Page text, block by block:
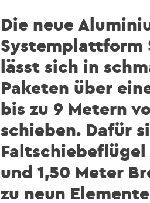
Die neue
Systemplattform
lässt sich in
Paketen über
bis zu 9 Metern
schieben. Dafür
und 1,50 Meter
zu neun